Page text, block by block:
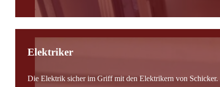
Elektriker
Die Elektrik sicher im Griff mit den Elektrikern von Schicker.